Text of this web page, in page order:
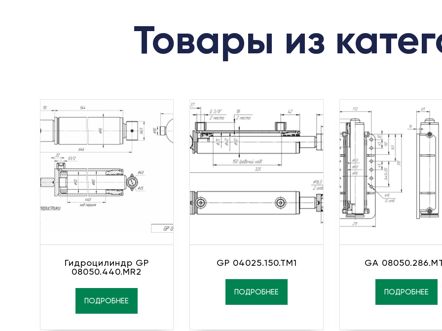
Товары из
Гидроцилиндр GP
08050.440.MR2
ПОДРОБНЕЕ
GP 04025.150.TM1
ПОДРОБНЕЕ
GA
ПОДРОБНЕЕ